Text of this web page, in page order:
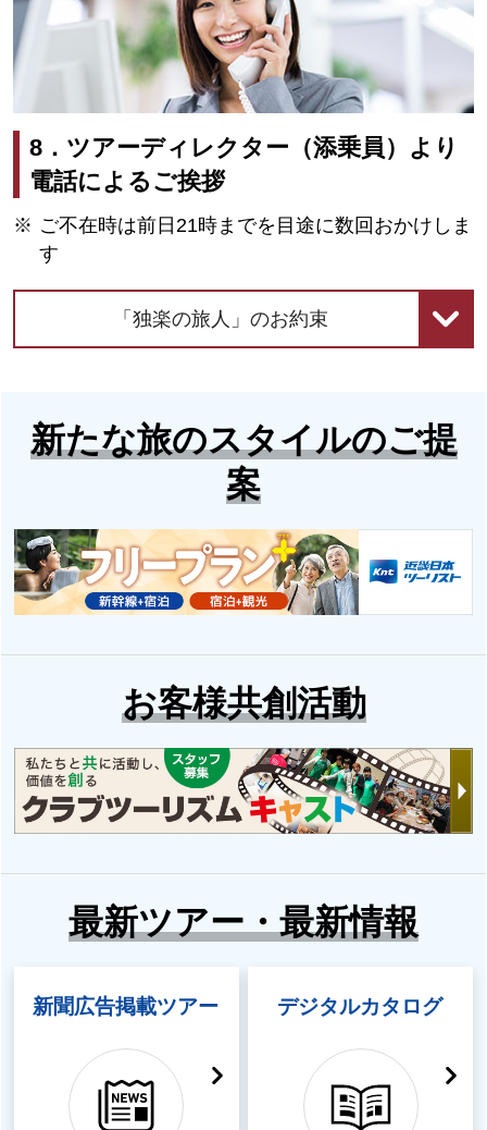
8．ツアーディレクター（添乗員）より
電話によるご挨拶
ご不在時は前日21時までを目途に数回おかけしま
す
「独楽の旅人」のお約束
新たな旅のスタイルのご提
案
お客様共創活動
最新ツアー・最新情報
新聞広告掲載ツアー デジタルカタログ